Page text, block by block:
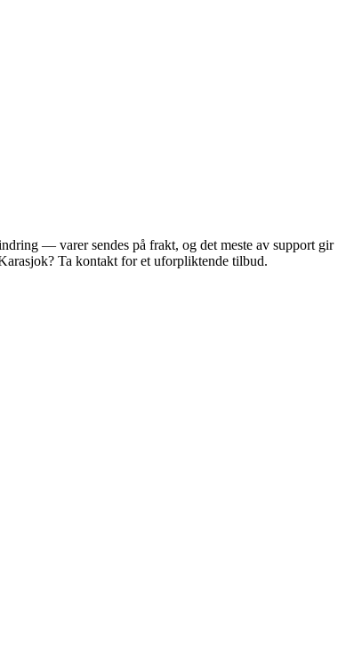
— varer sendes på frakt, og det meste av support gir
Ta kontakt for et uforpliktende tilbud.